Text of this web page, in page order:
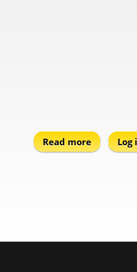
Read moreaboutLog